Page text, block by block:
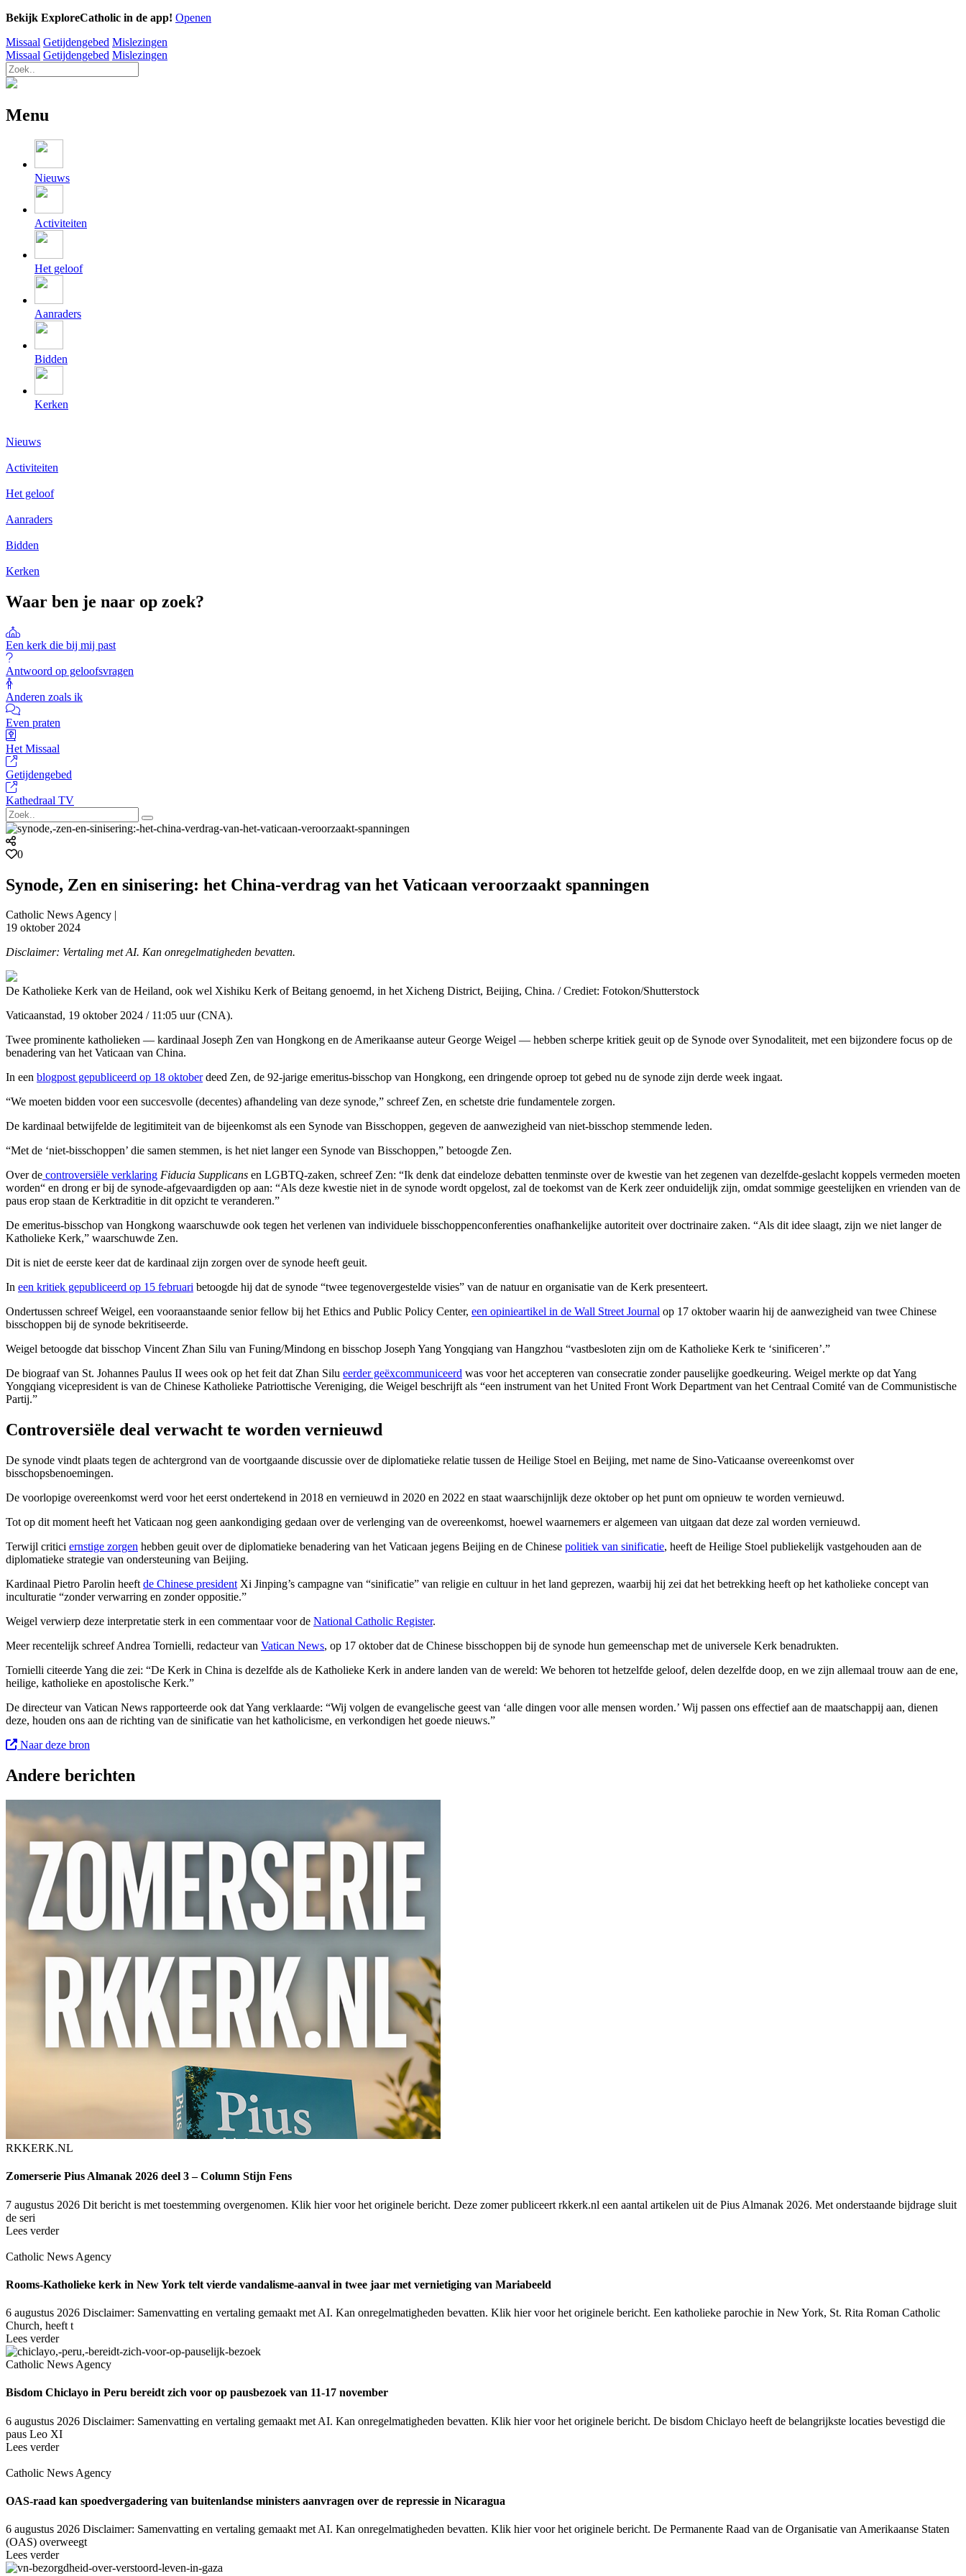
Bekijk ExploreCatholic in de app! Openen
Missaal Getijdengebed Mislezingen
Missaal Getijdengebed Mislezingen
Menu
Nieuws
Activiteiten
Het geloof
Aanraders
Bidden
Kerken
Nieuws
Activiteiten
Het geloof
Aanraders
Bidden
Kerken
Waar ben je naar op zoek?
Een kerk die bij mij past
Antwoord op geloofsvragen
Anderen zoals ik
Even praten
Het Missaal
Getijdengebed
Kathedraal TV
0
Synode, Zen en sinisering: het China-verdrag van het Vaticaan veroorzaakt spanningen
Catholic News Agency |
19 oktober 2024
Disclaimer: Vertaling met AI. Kan onregelmatigheden bevatten.
De Katholieke Kerk van de Heiland, ook wel Xishiku Kerk of Beitang genoemd, in het Xicheng District, Beijing, China. / Crediet: Fotokon/Shutterstock
Vaticaanstad, 19 oktober 2024 / 11:05 uur (CNA).
Twee prominente katholieken — kardinaal Joseph Zen van Hongkong en de Amerikaanse auteur George Weigel — hebben scherpe kritiek geuit op de Synode over Synodaliteit, met een bijzondere focus op de
benadering van het Vaticaan van China.
In een blogpost gepubliceerd op 18 oktoberdeed Zen, de 92-jarige emeritus-bisschop van Hongkong, een dringende oproep tot gebed nu de synode zijn derde week ingaat.
“We moeten bidden voor een succesvolle (decentes) afhandeling van deze synode,” schreef Zen, en schetste drie fundamentele zorgen.
De kardinaal betwijfelde de legitimiteit van de bijeenkomst als een Synode van Bisschoppen, gegeven de aanwezigheid van niet-bisschop stemmende leden.
“Met de ‘niet-bisschoppen’ die samen stemmen, is het niet langer een Synode van Bisschoppen,” betoogde Zen.
Over de controversiële verklaring Fiducia Supplicans en LGBTQ-zaken, schreef Zen: “Ik denk dat eindeloze debatten tenminste over de kwestie van het zegenen van dezelfde-geslacht koppels vermeden moeten
worden“ en drong er bij de synode-afgevaardigden op aan: “Als deze kwestie niet in de synode wordt opgelost, zal de toekomst van de Kerk zeer onduidelijk zijn, omdat sommige geestelijken en vrienden van de
paus erop staan de Kerktraditie in dit opzicht te veranderen.”
De emeritus-bisschop van Hongkong waarschuwde ook tegen het verlenen van individuele bisschoppenconferenties onafhankelijke autoriteit over doctrinaire zaken. “Als dit idee slaagt, zijn we niet langer de
Katholieke Kerk,” waarschuwde Zen.
Dit is niet de eerste keer dat de kardinaal zijn zorgen over de synode heeft geuit.
In een kritiek gepubliceerd op 15 februari betoogde hij dat de synode “twee tegenovergestelde visies” van de natuur en organisatie van de Kerk presenteert.
Ondertussen schreef Weigel, een vooraanstaande senior fellow bij het Ethics and Public Policy Center, een opinieartikel in de Wall Street Journal op 17 oktober waarin hij de aanwezigheid van twee Chinese
bisschoppen bij de synode bekritiseerde.
Weigel betoogde dat bisschop Vincent Zhan Silu van Funing/Mindong en bisschop Joseph Yang Yongqiang van Hangzhou “vastbesloten zijn om de Katholieke Kerk te ‘sinificeren’.”
De biograaf van St. Johannes Paulus II wees ook op het feit dat Zhan Silu eerder geëxcommuniceerd was voor het accepteren van consecratie zonder pauselijke goedkeuring. Weigel merkte op dat Yang
Yongqiang vicepresident is van de Chinese Katholieke Patriottische Vereniging, die Weigel beschrijft als “een instrument van het United Front Work Department van het Centraal Comité van de Communistische
Partij.”
Controversiële deal verwacht te worden vernieuwd
De synode vindt plaats tegen de achtergrond van de voortgaande discussie over de diplomatieke relatie tussen de Heilige Stoel en Beijing, met name de Sino-Vaticaanse overeenkomst over
bisschopsbenoemingen.
De voorlopige overeenkomst werd voor het eerst ondertekend in 2018 en vernieuwd in 2020 en 2022 en staat waarschijnlijk deze oktober op het punt om opnieuw te worden vernieuwd.
Tot op dit moment heeft het Vaticaan nog geen aankondiging gedaan over de verlenging van de overeenkomst, hoewel waarnemers er algemeen van uitgaan dat deze zal worden vernieuwd.
Terwijl critici ernstige zorgen hebben geuit over de diplomatieke benadering van het Vaticaan jegens Beijing en de Chinese politiek van sinificatie, heeft de Heilige Stoel publiekelijk vastgehouden aan de
diplomatieke strategie van ondersteuning van Beijing.
Kardinaal Pietro Parolin heeft de Chinese president Xi Jinping’s campagne van “sinificatie” van religie en cultuur in het land geprezen, waarbij hij zei dat het betrekking heeft op het katholieke concept van
inculturatie “zonder verwarring en zonder oppositie.”
Weigel verwierp deze interpretatie sterk in een commentaar voor de National Catholic Register.
Meer recentelijk schreef Andrea Tornielli, redacteur van Vatican News, op 17 oktober dat de Chinese bisschoppen bij de synode hun gemeenschap met de universele Kerk benadrukten.
Tornielli citeerde Yang die zei: “De Kerk in China is dezelfde als de Katholieke Kerk in andere landen van de wereld: We behoren tot hetzelfde geloof, delen dezelfde doop, en we zijn allemaal trouw aan de ene,
heilige, katholieke en apostolische Kerk.”
De directeur van Vatican News rapporteerde ook dat Yang verklaarde: “Wij volgen de evangelische geest van ‘alle dingen voor alle mensen worden.’ Wij passen ons effectief aan de maatschappij aan, dienen
deze, houden ons aan de richting van de sinificatie van het katholicisme, en verkondigen het goede nieuws.”
Naar deze bron
Andere berichten
RKKERK.NL
Zomerserie Pius Almanak 2026 deel 3 – Column Stijn Fens
7 augustus 2026 Dit bericht is met toestemming overgenomen. Klik hier voor het originele bericht. Deze zomer publiceert rkkerk.nl een aantal artikelen uit de Pius Almanak 2026. Met onderstaande bijdrage sluit
de seri
Lees verder
Catholic News Agency
Rooms-Katholieke kerk in New York telt vierde vandalisme-aanval in twee jaar met vernietiging van Mariabeeld
6 augustus 2026 Disclaimer: Samenvatting en vertaling gemaakt met AI. Kan onregelmatigheden bevatten. Klik hier voor het originele bericht. Een katholieke parochie in New York, St. Rita Roman Catholic
Church, heeft t
Lees verder
Catholic News Agency
Bisdom Chiclayo in Peru bereidt zich voor op pausbezoek van 11-17 november
6 augustus 2026 Disclaimer: Samenvatting en vertaling gemaakt met AI. Kan onregelmatigheden bevatten. Klik hier voor het originele bericht. De bisdom Chiclayo heeft de belangrijkste locaties bevestigd die
paus Leo XI
Lees verder
Catholic News Agency
OAS-raad kan spoedvergadering van buitenlandse ministers aanvragen over de repressie in Nicaragua
6 augustus 2026 Disclaimer: Samenvatting en vertaling gemaakt met AI. Kan onregelmatigheden bevatten. Klik hier voor het originele bericht. De Permanente Raad van de Organisatie van Amerikaanse Staten
(OAS) overweegt
Lees verder